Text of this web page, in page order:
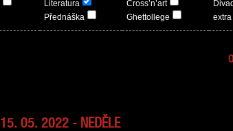
Literatura
Přednáška
Cross’n’art
Ghettollege
extra
15. 05. 2022 - NEDĚLE